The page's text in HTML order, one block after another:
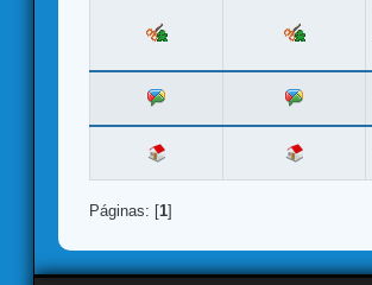
Páginas: [1]